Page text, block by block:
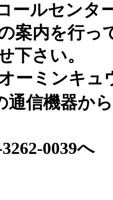
ールセンタ
案内を行っ
下さい。
ーミンキュ
通信機器か
0039へ